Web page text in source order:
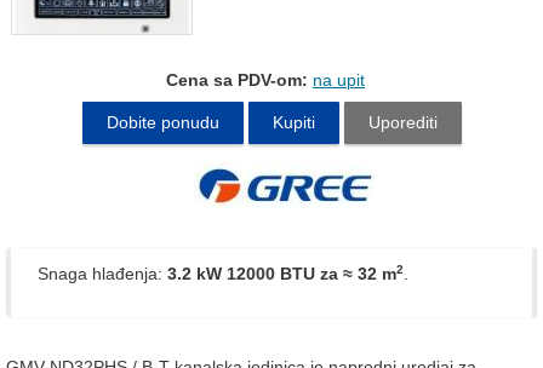
Cena sa PDV-om: na upit
Dobite ponudu Kupiti Uporediti
Snaga hlađenja: 3.2 kW 12000 BTU za ≈ 32 m2.